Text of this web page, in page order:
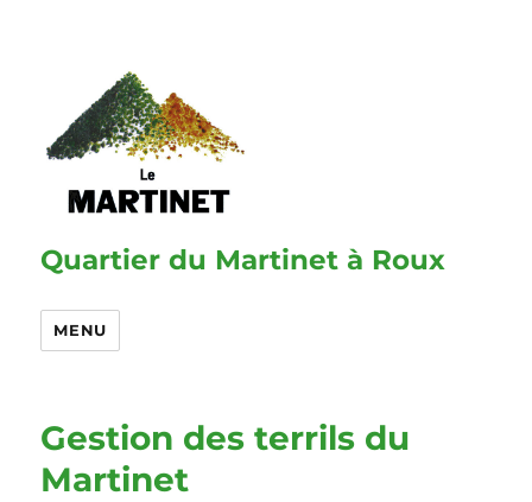
Quartier du Martinet à Roux
MENU
Gestion des terrils du
Martinet